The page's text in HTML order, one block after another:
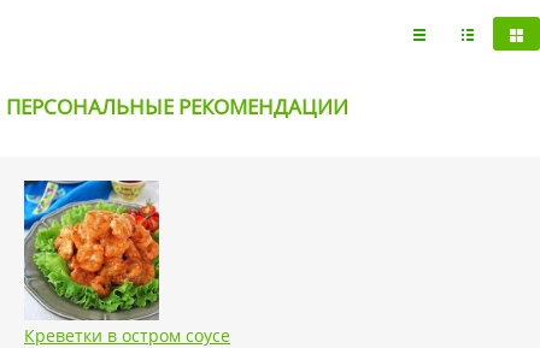
ПЕРСОНАЛЬНЫЕ РЕКОМЕНДАЦИИ
Креветки в остром соусе